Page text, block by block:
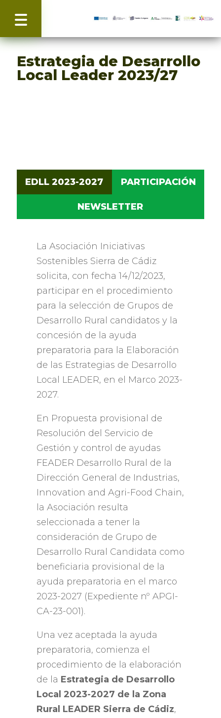
Estrategia de Desarrollo
Local Leader2023/27
EDLL 2023-2027 PARTICIPACIÓN
NEWSLETTER
La Asociación Iniciativas
Sostenibles Sierra de Cádiz
solicita, con fecha 14/12/2023,
participar en el procedimiento
para la selección de Grupos de
Desarrollo Rural candidatos y la
concesión de la ayuda
preparatoria para la Elaboración
de las Estrategias de Desarrollo
Local LEADER, en el Marco 2023-
2027.
En Propuesta provisional de
Resolución del Servicio de
Gestión y control de ayudas
FEADER Desarrollo Rural de la
Dirección General de Industrias,
Innovation and Agri-Food Chain,
la Asociación resulta
seleccionada a tener la
consideración de Grupo de
Desarrollo Rural Candidata como
beneficiaria provisional de la
ayuda preparatoria en el marco
2023-2027 (Expediente nº APGI-
CA-23-001).
Una vez aceptada la ayuda
preparatoria, comienza el
procedimiento de la elaboración
de la Estrategia de Desarrollo
Local 2023-2027 de la Zona
Rural LEADER Sierra de Cádiz,